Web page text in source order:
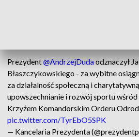
Prezydent@AndrzejDudaodznaczył
Błaszczykowskiego - za wybitne
za działalność społeczną i
upowszechnianie i rozwój sportu wśród
Krzyżem Komandorskim Orderu
pic.twitter.com/TyrEbO5SPK
— Kancelaria Prezydenta